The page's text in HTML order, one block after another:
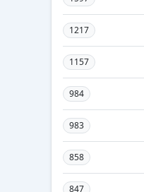
1217
1157
984
983
858
847